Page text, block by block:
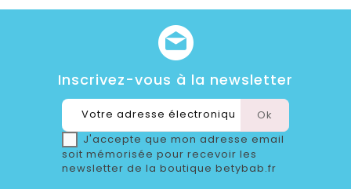
Inscrivez-vous à la newsletter
J'accepte que mon adresse email
soit mémorisée pour recevoir les
newsletter de la boutique betybab.fr